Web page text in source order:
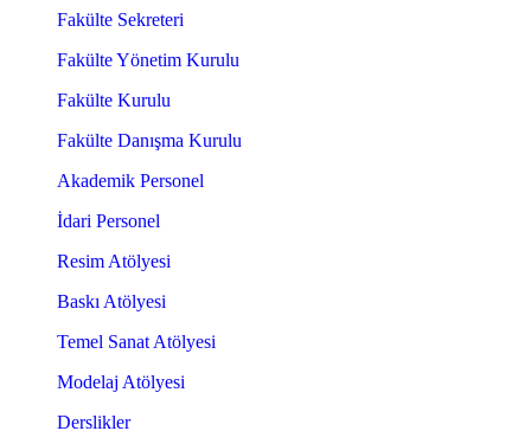
Fakülte Sekreteri
Fakülte Yönetim Kurulu
Fakülte Kurulu
Fakülte Danışma Kurulu
Akademik Personel
İdari Personel
Resim Atölyesi
Baskı Atölyesi
Temel Sanat Atölyesi
Modelaj Atölyesi
Derslikler